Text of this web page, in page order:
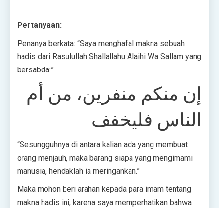
Pertanyaan:
Penanya berkata: “Saya menghafal makna sebuah
hadis dari Rasulullah Shallallahu Alaihi Wa Sallam yang
bersabda:”
إن منكم منفرين، من أم
الناس فليخفف
“Sesungguhnya di antara kalian ada yang membuat
orang menjauh, maka barang siapa yang mengimami
manusia, hendaklah ia meringankan.”
Maka mohon beri arahan kepada para imam tentang
makna hadis ini, karena saya memperhatikan bahwa